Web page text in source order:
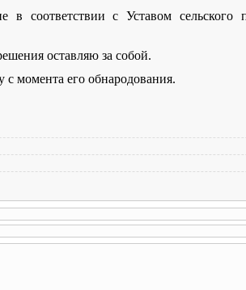
в соответствии с Уставом сельского
оставляю за собой.
с момента его обнародования.